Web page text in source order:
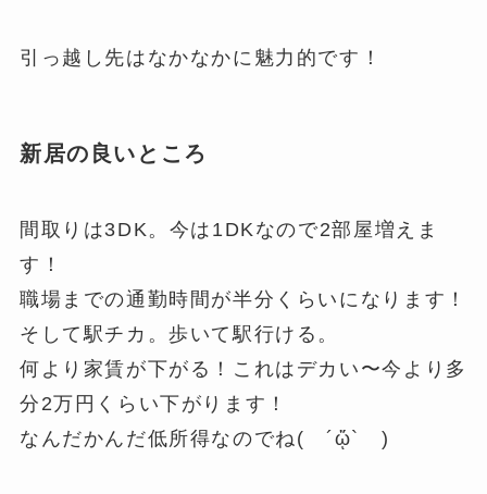
引っ越し先はなかなかに魅力的です！
新居の良いところ
間取りは3DK。今は1DKなので2部屋増えま
す！
職場までの通勤時間が半分くらいになります！
そして駅チカ。歩いて駅行ける。
何より家賃が下がる！これはデカい〜今より多
分2万円くらい下がります！
なんだかんだ低所得なのでね( ´ᾥ` )